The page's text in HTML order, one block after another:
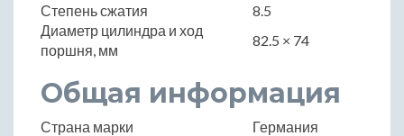
Степень сжатия
8.5
Диаметр цилиндра и ход
поршня, мм
82.5 × 74
Общая информация
Страна марки
Германия